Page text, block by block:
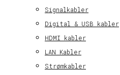
Signalkabler
Digital & USB kabler
HDMI kabler
LAN Kabler
Strømkabler